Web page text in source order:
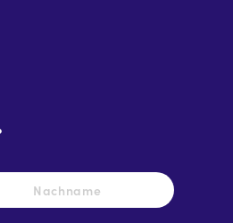
Nachname